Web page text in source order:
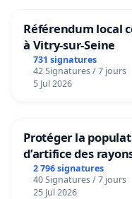
Référendum local
à Vitry-sur-Seine
731 signatures
42 Signatures / 7 jours
5 Jul 2026
Protéger la
d’artifice des
2 796 signatures
40 Signatures / 7 jours
25 Jul 2026